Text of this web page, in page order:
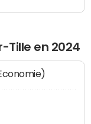
Tille en 2024